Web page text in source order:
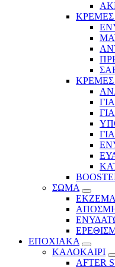
ΣΩΜΑ
ΕΚΖΕΜΑ
ΕΠΟΧΙΑΚΑ
ΚΑΛΟΚΑΙΡΙ
AFTER